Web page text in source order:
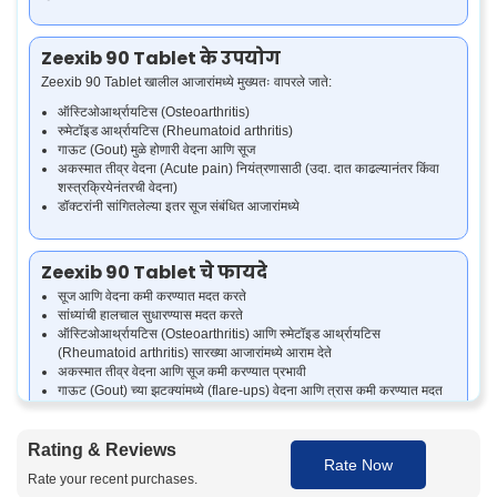
Zeexib 90 Tablet के उपयोग
Zeexib 90 Tablet खालील आजारांमध्ये मुख्यतः वापरले जाते:
ऑस्टिओआर्थ्रायटिस (Osteoarthritis)
रुमेटॉइड आर्थ्रायटिस (Rheumatoid arthritis)
गाऊट (Gout) मुळे होणारी वेदना आणि सूज
अकस्मात तीव्र वेदना (Acute pain) नियंत्रणासाठी (उदा. दात काढल्यानंतर किंवा
शस्त्रक्रियेनंतरची वेदना)
डॉक्टरांनी सांगितलेल्या इतर सूज संबंधित आजारांमध्ये
Zeexib 90 Tablet चे फायदे
सूज आणि वेदना कमी करण्यात मदत करते
सांध्यांची हालचाल सुधारण्यास मदत करते
ऑस्टिओआर्थ्रायटिस (Osteoarthritis) आणि रुमेटॉइड आर्थ्रायटिस
(Rheumatoid arthritis) सारख्या आजारांमध्ये आराम देते
अकस्मात तीव्र वेदना आणि सूज कमी करण्यात प्रभावी
गाऊट (Gout) च्या झटक्यांमध्ये (flare-ups) वेदना आणि त्रास कमी करण्यात मदत
Zeexib 90 Tablet कसे काम करते
Rating & Reviews
Rate your recent purchases.
Rate Now